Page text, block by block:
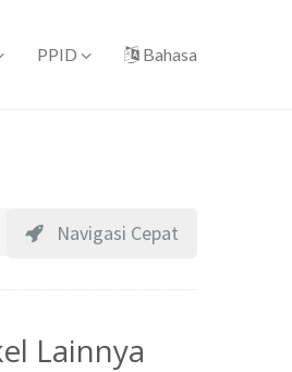
PPID Bahasa
Navigasi Cepat
Lainnya